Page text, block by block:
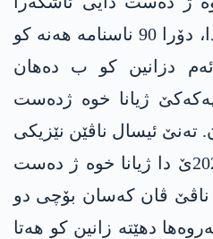
نەکرییە. د سالا 2019ێ دا، دۆرا 90 ناسنامە ھەنە کو
دزانین کو ب دەھان
ژیانا خوە ژدەست
تەنێ ئیسال ناڤێن نێزیکی
50 کەسێن کو د سالا 2020ێ دا ژیانا خوە ژ دەست
ناڤێ ڤان کەسان بۆچی دو
دهێتە زانین کو ھەتا